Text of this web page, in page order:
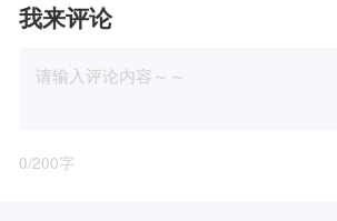
我来评论
0/200字